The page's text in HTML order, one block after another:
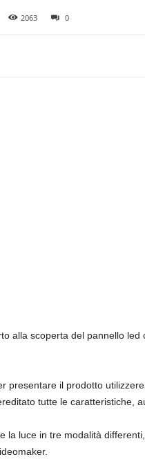
2063 0
alla scoperta del pannello led
presentare il prodotto
tutte le caratteristiche,
la luce in tre modalità